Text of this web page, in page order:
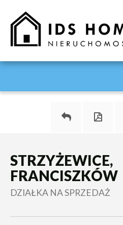
STRZYŻEWICE,
FRANCISZKÓW
DZIAŁKA NA SPRZEDAŻ